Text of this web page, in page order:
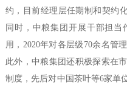
约，目前经理层任期制和契约
同时，中粮集团开展干部担
用，2020年对各层级70余名管
此外，中粮集团还积极探索在
制度，先后对中国茶叶等6家单